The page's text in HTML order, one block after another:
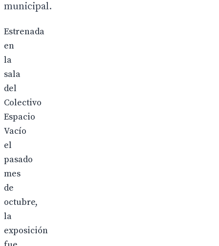
municipal.
Estrenada
en
la
sala
del
Colectivo
Espacio
Vacío
el
pasado
mes
de
octubre,
la
exposición